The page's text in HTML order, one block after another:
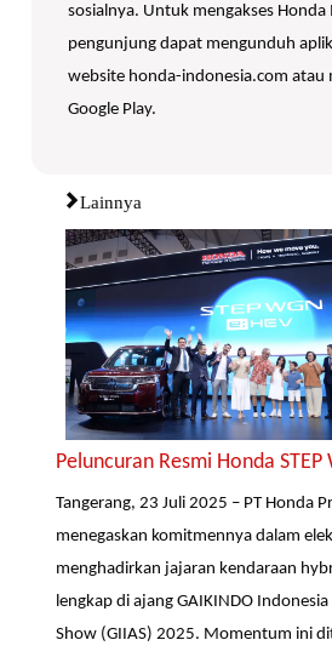
sosialnya. Untuk mengakses
pengunjung dapat mengunduh
website honda-indonesia.com atau
Google Play.
Lainnya
Peluncuran Resmi Honda STEP
Tangerang, 23 Juli 2025 – PT Honda
menegaskan komitmennya dalam
menghadirkan jajaran kendaraan
lengkap di ajang GAIKINDO
Show (GIIAS) 2025. Momentum ini